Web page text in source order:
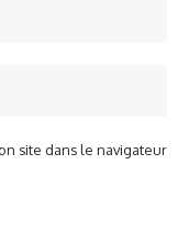
site dans le navigateur